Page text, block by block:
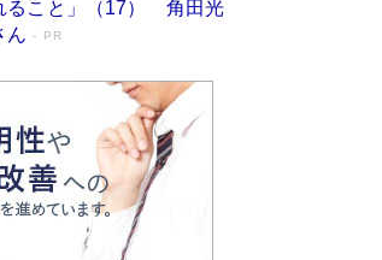
答を集めた『ほほえんで生き
がランクイン［エンターテイ
］
巻がベストセラー1位 宇宙
上げた18年の物語に幕 特装
れたマンガ」も収録
を舞台に、孤独を抱えた
踏み出す連作短篇集『海のほ
試し読み
Book Bang
ること」（17） 角田光
ん
PR